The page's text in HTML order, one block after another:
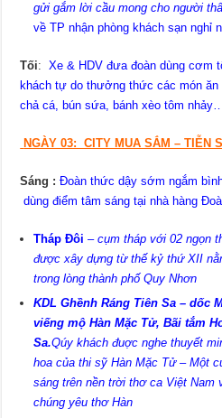
gửi gắm lời cầu mong cho người
về TP nhận phòng khách sạn nghỉ
Tối:Xe & HDV đưa đoàn dùng cơm
khách tự do thưởng thức các món
chả cá, bún sứa, bánh xèo tôm
NGÀY 03: CITY MUA SẮM – TIỄN
Sáng : Đoàn thức dậy sớm ngắm
dùng điểm tâm sáng tại nhà hàng
Tháp Đôi –cụm tháp với 02 ngọn
được xây dựng từ thế kỷ thứ XII
trong lòng thành phố Quy Nhơn
KDL Ghềnh Ráng Tiên Sa – dốc
viếng mộ Hàn Mặc Tử, Bãi tắm
Sa.Qúy khách đuợc nghe thuyết
hoa của thi sỹ Hàn Mặc Tử – Một
sáng trên nền trời thơ ca Việt Nam
chúng yêu thơ Hàn